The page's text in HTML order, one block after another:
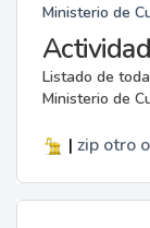
Ministerio de
Listado de
Ministerio de
| zip otro